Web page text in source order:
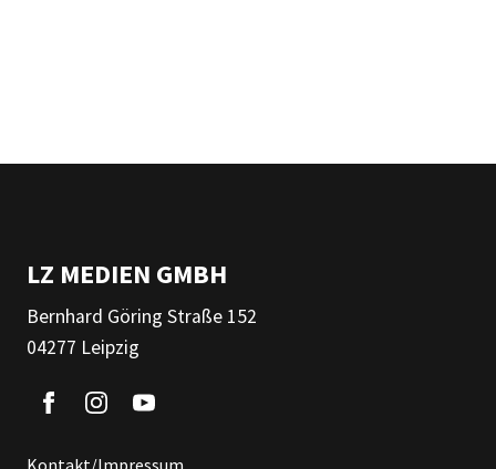
LZ MEDIEN GMBH
Bernhard Göring Straße 152
04277 Leipzig
Kontakt/Impressum